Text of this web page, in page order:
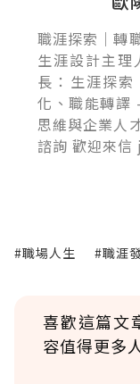
職涯探索｜轉
生涯設計主理
長：生涯探
化、職能轉譯
思維與企業人
諮詢 歡迎來
#職場人生 #職涯
喜歡這篇文
容值得更多